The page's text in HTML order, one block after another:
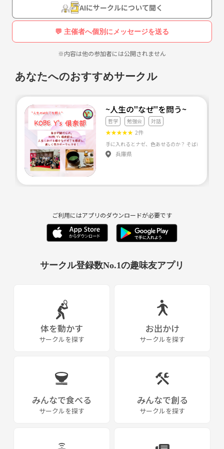
AIにサークルについて聞く
💬 主催者へ個別にメッセージを送る
※内容は他の参加者には公開されません
あなたへのおすすめサークル
哲学 勉強会 対話
★★★★★ 2件
兵庫県
ご利用にはアプリのダウンロードが必要です
サークル登録数No.1の趣味友アプリ
体を動かす
サークルを探す
お出かけ
サークルを探す
みんなで食べる
サークルを探す
みんなで創る
サークルを探す